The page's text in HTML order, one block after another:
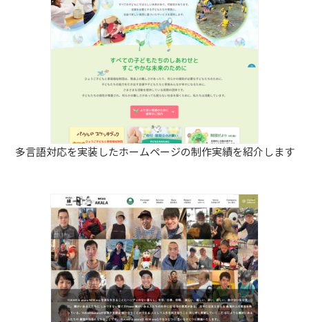
多言語対応を実装したホームページの制作実績を紹介します